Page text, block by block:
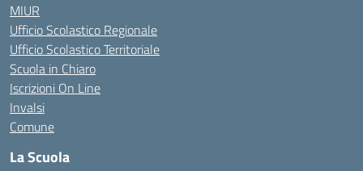
MIUR
Ufficio Scolastico Regionale
Ufficio Scolastico Territoriale
Scuola in Chiaro
Iscrizioni On Line
Invalsi
Comune
La Scuola